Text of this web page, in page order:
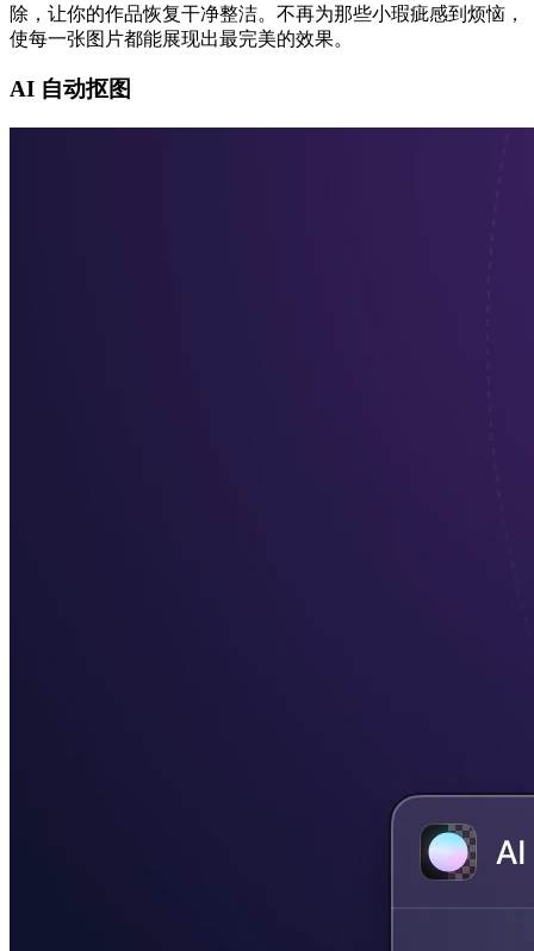
除，让你的作品恢复干净整洁。不再为那些小瑕疵感到烦恼，
使每一张图片都能展现出最完美的效果。
AI 自动抠图